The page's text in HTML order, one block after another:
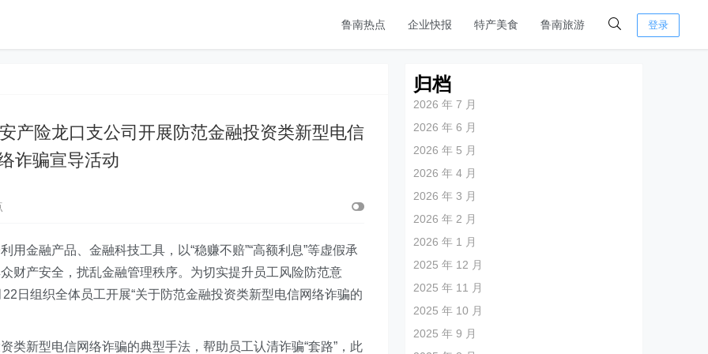
鲁南热点 企业快报 特产美食 鲁南旅游 登录
产险龙口支公司开展防范金融投资类新型电信
诈骗宣导活动
金融产品、金融科技工具，以“稳赚不赔”“高额利息”等虚假承
财产安全，扰乱金融管理秩序。为切实提升员工风险防范意
22 日组织全体员工开展“关于防范金融投资类新型电信网络诈骗的
类新型电信网络诈骗的典型手法，帮助员工认清诈骗“套路”，此
归档
2026 年 7 月
2026 年 6 月
2026 年 5 月
2026 年 4 月
2026 年 3 月
2026 年 2 月
2026 年 1 月
2025 年 12 月
2025 年 11 月
2025 年 10 月
2025 年 9 月